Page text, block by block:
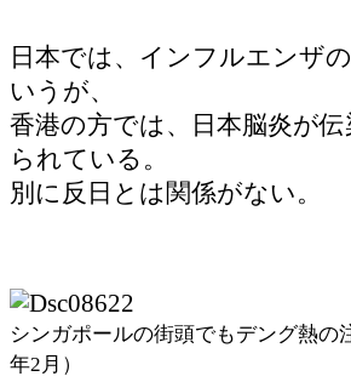
日本では、インフルエンザ
いうが、
香港の方では、日本脳炎が
られている。
別に反日とは関係がない。
シンガポールの街頭でもデング熱
年2月）